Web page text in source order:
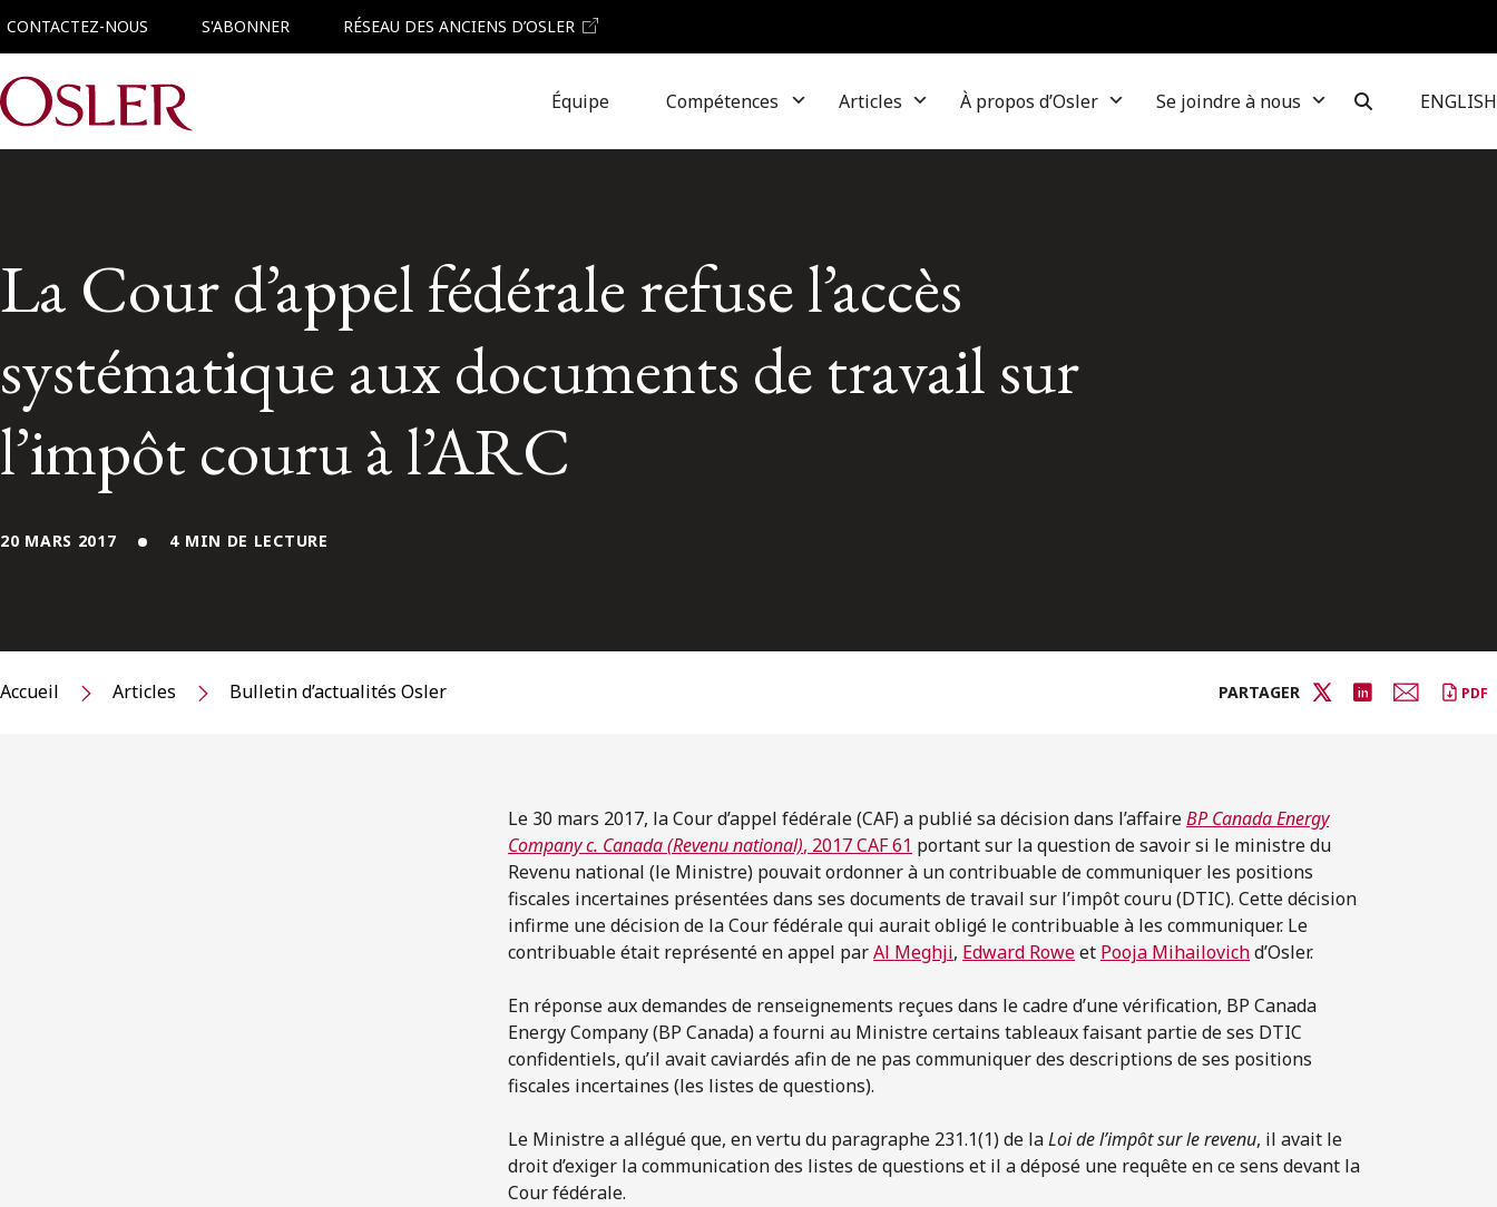
CONTACTEZ-NOUS S'ABONNER RÉSEAU DES ANCIENS D’OSLER
Main Navigation Équipe Compétences Articles À propos d’Osler Se joindre à nous ENGLISH
La Cour d’appel fédérale refuse l’accès
systématique aux documents de travail sur
l’impôt couru à l’ARC
20 MARS 2017 4 MIN DE LECTURE
Accueil Articles Bulletin d’actualités Osler PARTAGER PDF
Le 30 mars 2017, la Cour d’appel fédérale (CAF) a publié sa décision dans l’affaireBP Canada Energy
Company c. Canada (Revenu national), 2017 CAF 61 portant sur la question de savoir si le ministre du
Revenu national (le Ministre) pouvait ordonner à un contribuable de communiquer les positions
fiscales incertaines présentées dans ses documents de travail sur l’impôt couru (DTIC). Cette décision
infirme une décision de la Cour fédérale qui aurait obligé le contribuable à les communiquer. Le
contribuable était représenté en appel parAl Meghji, Edward Roweet Pooja Mihailovichd’Osler.
En réponse aux demandes de renseignements reçues dans le cadre d’une vérification, BP Canada
Energy Company (BP Canada) a fourni au Ministre certains tableaux faisant partie de ses DTIC
confidentiels, qu’il avait caviardés afin de ne pas communiquer des descriptions de ses positions
fiscales incertaines (les listes de questions).
Le Ministre a allégué que, en vertu du paragraphe 231.1(1) de laLoi de l’impôt sur le revenu, il avait le
droit d’exiger la communication des listes de questions et il a déposé une requête en ce sens devant la
Cour fédérale.